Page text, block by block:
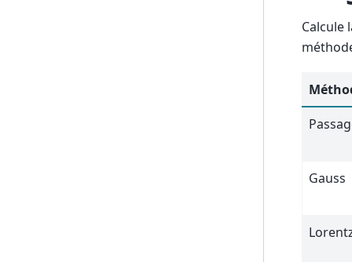
Calcule
Gauss